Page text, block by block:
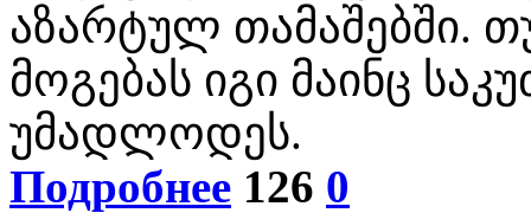
აზარტულ თამაშებში.
მოგებას იგი მაინც
უმადლოდეს.
Подробнее 126 0